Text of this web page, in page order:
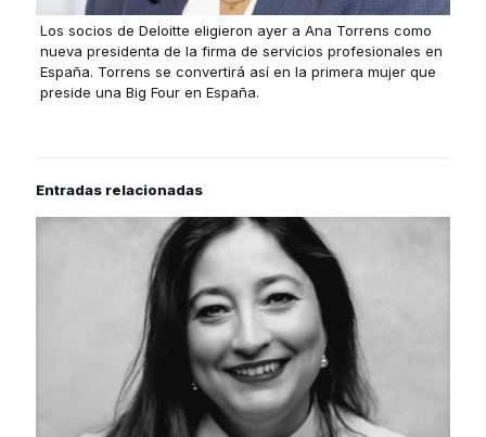
Los socios de Deloitte eligieron ayer a Ana Torrens como
nueva presidenta de la firma de servicios profesionales en
España. Torrens se convertirá así en la primera mujer que
preside una Big Four en España.
Entradas relacionadas